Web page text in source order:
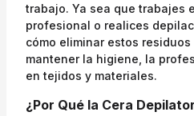
trabajo. Ya sea que trabajes
profesional o realices
cómo eliminar estos
mantener la higiene, la
en tejidos y materiales.
¿Por Qué la Cera